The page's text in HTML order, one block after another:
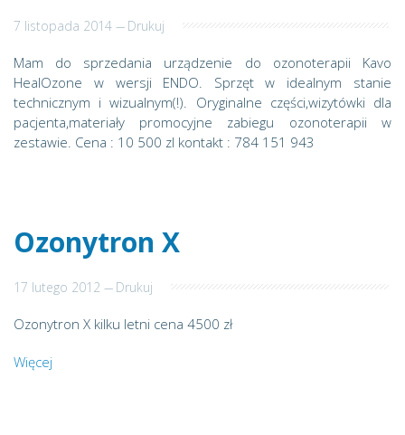
7 listopada 2014--- Drukuj
Mam do sprzedania urządzenie do ozonoterapii Kavo
HealOzone w wersji ENDO. Sprzęt w idealnym stanie
technicznym i wizualnym(!). Oryginalne części,wizytówki dla
pacjenta,materiały promocyjne zabiegu ozonoterapii w
zestawie. Cena : 10 500 zl kontakt : 784 151 943
Ozonytron X
17 lutego 2012--- Drukuj
Ozonytron X kilku letni cena 4500 zł
Więcej